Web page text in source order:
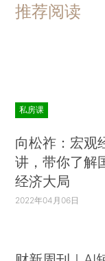
推荐阅读
私房课
向松祚：宏观
讲，带你了解
经济大局
2022年04月06日